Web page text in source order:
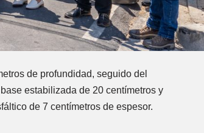
de profundidad, seguido del
estabilizada de 20 centímetros y
de 7 centímetros de espesor.